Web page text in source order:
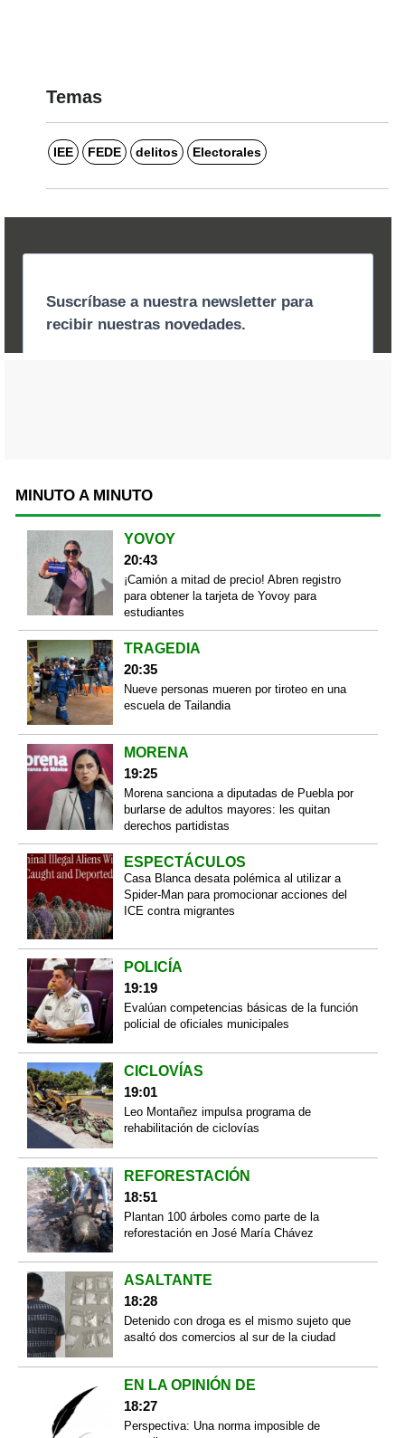
Temas
IEE FEDE delitos Electorales
MINUTO A MINUTO
YOVOY
20:43
¡Camión a mitad de precio! Abren registro
para obtener la tarjeta de Yovoy para
estudiantes
TRAGEDIA
20:35
Nueve personas mueren por tiroteo en una
escuela de Tailandia
MORENA
19:25
Morena sanciona a diputadas de Puebla por
burlarse de adultos mayores: les quitan
derechos partidistas
ESPECTÁCULOS
Casa Blanca desata polémica al utilizar a
Spider-Man para promocionar acciones del
ICE contra migrantes
POLICÍA
19:19
Evalúan competencias básicas de la función
policial de oficiales municipales
CICLOVÍAS
19:01
Leo Montañez impulsa programa de
rehabilitación de ciclovías
REFORESTACIÓN
18:51
Plantan 100 árboles como parte de la
reforestación en José María Chávez
ASALTANTE
18:28
Detenido con droga es el mismo sujeto que
asaltó dos comercios al sur de la ciudad
EN LA OPINIÓN DE
18:27
Perspectiva: Una norma imposible de